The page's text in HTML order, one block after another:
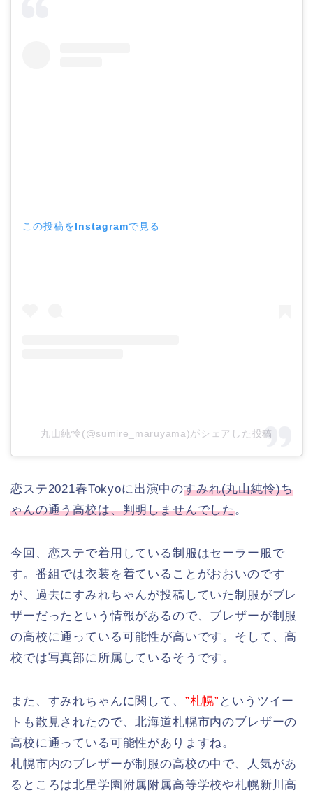
この投稿をInstagramで見る
丸山純怜(@sumire_maruyama)がシェアした投稿
恋ステ2021春Tokyoに出演中のすみれ(丸山純怜)ち
ゃんの通う高校は、判明しませんでした。
今回、恋ステで着用している制服はセーラー服で
す。番組では衣装を着ていることがおおいのです
が、過去にすみれちゃんが投稿していた制服がブレ
ザーだったという情報があるので、ブレザーが制服
の高校に通っている可能性が高いです。そして、高
校では写真部に所属しているそうです。
また、すみれちゃんに関して、 ”札幌” というツイー
トも散見されたので、北海道札幌市内のブレザーの
高校に通っている可能性がありますね。
札幌市内のブレザーが制服の高校の中で、人気があ
るところは北星学園附属附属高等学校や札幌新川高